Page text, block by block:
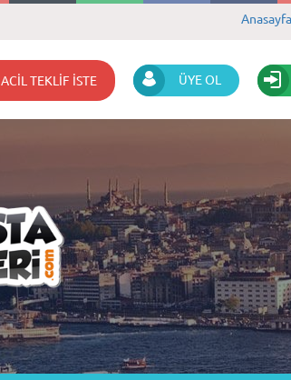
Anasayfa
ACİL TEKLİF İSTE ÜYE OL